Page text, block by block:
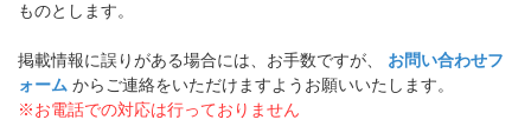
ものとします。
掲載情報に誤りがある場合には、お手数ですが、 お問い合わせフ
ォーム からご連絡をいただけますようお願いいたします。
※お電話での対応は行っておりません